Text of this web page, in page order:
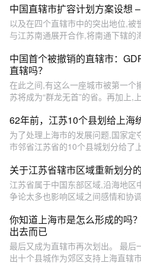
中国直辖市扩容计划方案设想 –
以及在四个直辖市中的突出地位,
与江苏南通展开合作,将南通下辖的
中国首个被撤销的直辖市：
直辖吗？
在此之间,有这么一座城市被第一个
苏将成为“群龙无首”的省。再加上,
62年前，江苏10个县划给上海
为了处理上海市的发展问题,国家
市邻省江苏省的10个县城划分给了
关于江苏省辖市区域重新划分
江苏省属于中国东部区域,沿海地
争论太多也影响区域之间感情和协
你知道上海市是怎么形成的吗
出去而已
最后又成为直辖市再次划出。 最后
出十个县城作为郊区支持上海直辖